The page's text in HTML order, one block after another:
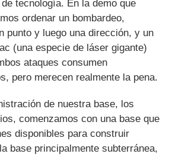
tecnología. En la demo que
ordenar un bombardeo,
punto y luego una dirección, y un
(una especie de láser gigante)
ataques consumen
pero merecen realmente la pena.
de nuestra base, los
comenzamos con una base que
disponibles para construir
base principalmente subterránea,